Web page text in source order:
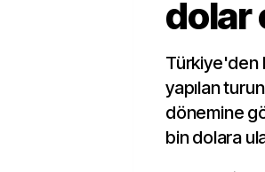
dolar
Türkiye'den
yapılan
dönemine
bin dolara